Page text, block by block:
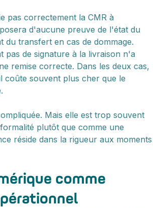
pas correctement la CMR à
d'aucune preuve de l'état du
du transfert en cas de dommage.
pas de signature à la livraison n'a
remise correcte. Dans les deux cas,
coûte souvent plus cher que le
Mais elle est trop souvent
plutôt que comme une
réside dans la rigueur aux moments
comme